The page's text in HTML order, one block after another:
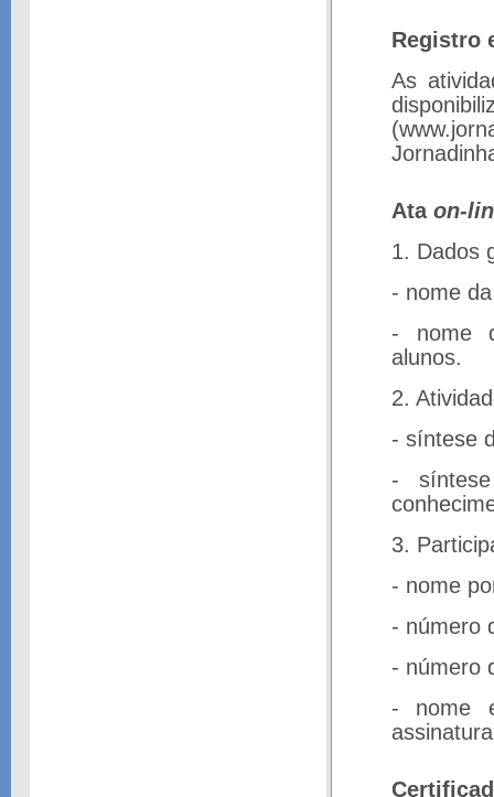
Registro
As
Ata on-
1. Dados
- nome
- nome
alunos.
2.
- síntese
-
3.
- nome
- número
- número
- nome